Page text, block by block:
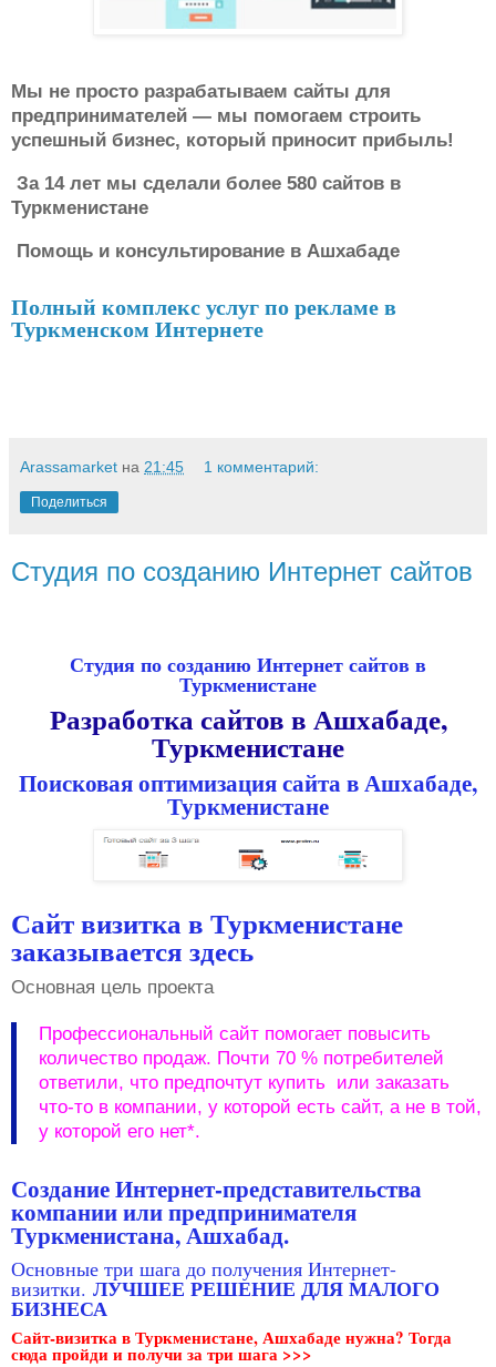
Мы не просто разрабатываем сайты для
предпринимателей — мы помогаем строить
успешный бизнес, который приносит прибыль!
За 14 лет мы сделали более 580 сайтов в
Туркменистане
Помощь и консультирование в Ашхабаде
Полный комплекс услуг по рекламе в
Туркменском Интернете
Arassamarket на 21:45 1 комментарий:
Поделиться
Студия по созданию Интернет сайтов
Студия по созданию Интернет сайтов в
Туркменистане
Разработка сайтов в Ашхабаде,
Туркменистане
Поисковая оптимизация сайта в Ашхабаде,
Туркменистане
Сайт визитка в Туркменистане
заказывается здесь
Основная цель проекта
Профессиональный сайт помогает повысить
количество продаж. Почти 70 % потребителей
ответили, что предпочтут купить или заказать
что-то в компании, у которой есть сайт, а не в той,
у которой его нет*.
Создание Интернет-представительства
компании или предпринимателя
Туркменистана, Ашхабад.
Основные три шага до получения Интернет-
визитки. ЛУЧШЕЕ РЕШЕНИЕ ДЛЯ МАЛОГО
БИЗНЕСА
Сайт-визитка в Туркменистане, Ашхабаде нужна? Тогда
сюда пройди и получи за три шага >>>